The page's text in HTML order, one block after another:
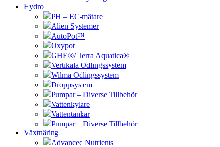
Hydro
PH – EC-mätare
Alien Systemer
AutoPot™
Oxypot
GHE®/ Terra Aquatica®
Vertikala Odlingssystem
Wilma Odlingssystem
Droppsystem
Pumpar – Diverse Tillbehör
Vattenkylare
Vattentankar
Pumpar – Diverse Tillbehör
Växtnäring
Advanced Nutrients